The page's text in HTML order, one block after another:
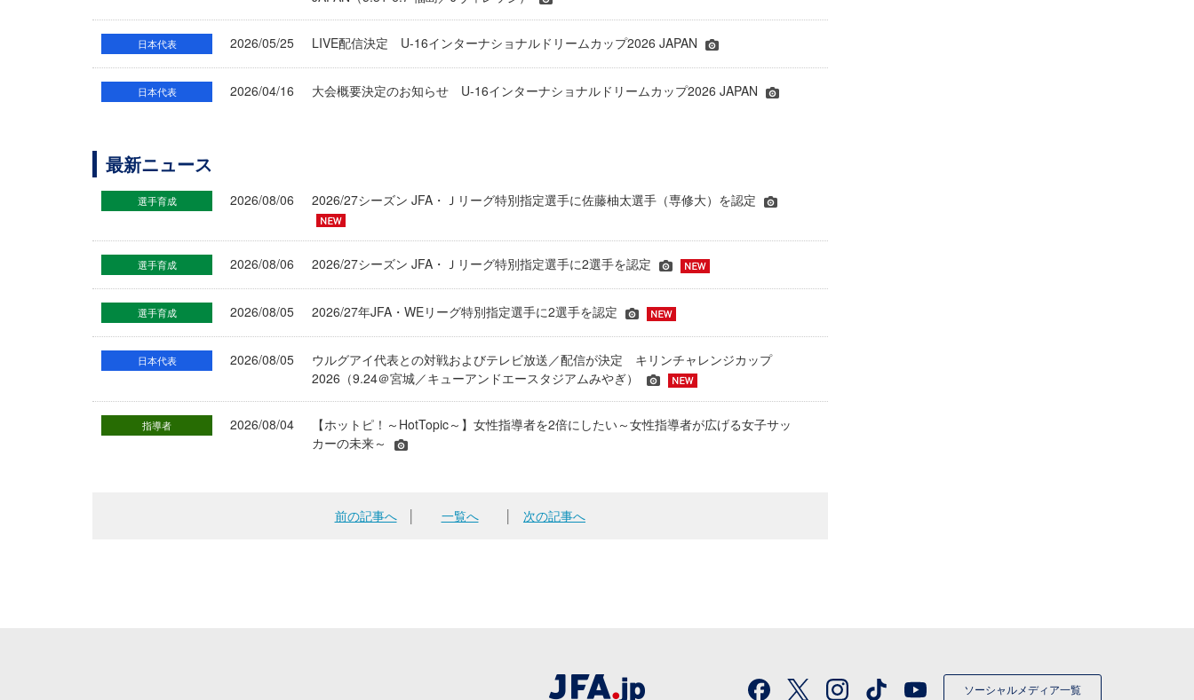
日本代表 2026/05/25 LIVE配信決定 U-16インターナショナルドリームカップ2026 JAPAN
日本代表 2026/04/16 大会概要決定のお知らせ U-16インターナショナルドリームカップ2026 JAPAN
最新ニュース
選手育成 2026/08/06 2026/27シーズン JFA・Ｊリーグ特別指定選手に佐藤柚太選手（専修大）を認定
選手育成 2026/08/06 2026/27シーズン JFA・Ｊリーグ特別指定選手に2選手を認定
選手育成 2026/08/05 2026/27年JFA・WEリーグ特別指定選手に2選手を認定
日本代表 2026/08/05
ウルグアイ代表との対戦およびテレビ放送／配信が決定 キリンチャレンジカップ
2026（9.24＠宮城／キューアンドエースタジアムみやぎ）
指導者 2026/08/04
【ホットピ！～HotTopic～】女性指導者を2倍にしたい～女性指導者が広げる女子サッ
カーの未来～
前の記事へ│ 一覧へ 次の記事へ
ソーシャルメディア一覧